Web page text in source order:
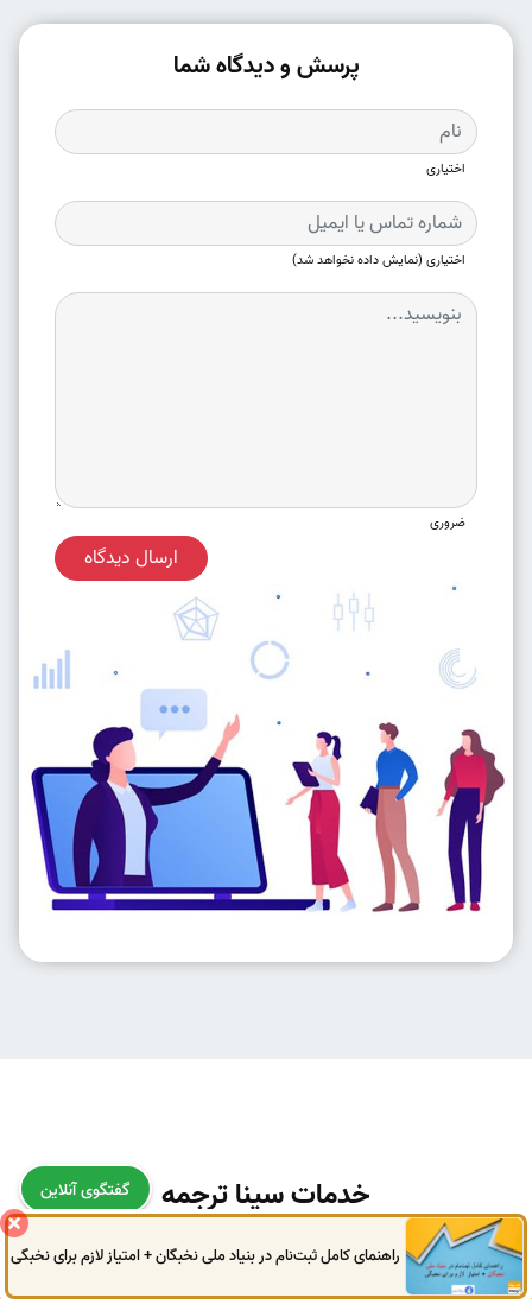
پرسش و دیدگاه شما
اختیاری
اختیاری (نمایش داده نخواهد شد)
ضروری
ارسال دیدگاه
خدمات سینا ترجمه
04133250787
09149724522
راهنمای کامل ثبت‌نام در بنیاد ملی نخبگان + امتیاز لازم برای نخبگی
گفتگوی آنلاین